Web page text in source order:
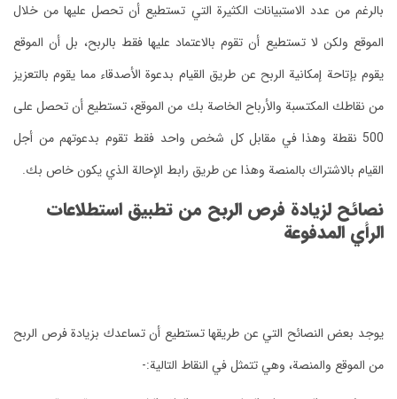
تستطيع أن تحصل عليها من خلال
عليها فقط بالربح، بل أن الموقع
بدعوة الأصدقاء مما يقوم بالتعزيز
من الموقع، تستطيع أن تحصل على
فقط تقوم بدعوتهم من أجل
الإحالة الذي يكون خاص بك.
تطبيق استطلاعات
أن تساعدك بزيادة فرص الربح